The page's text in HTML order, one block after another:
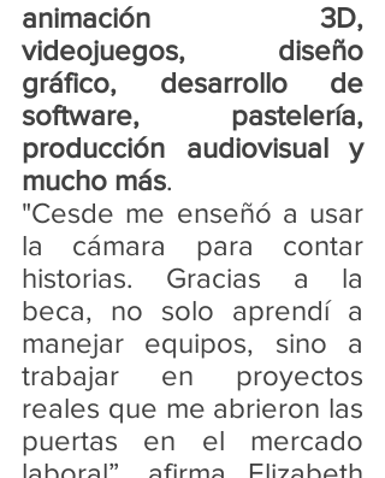
animación 3D,
videojuegos, diseño
gráfico, desarrollo de
software, pastelería,
producción audiovisual y
mucho más.
"Cesde me enseñó a usar
la cámara para contar
historias. Gracias a la
beca, no solo aprendí a
manejar equipos, sino a
trabajar en proyectos
reales que me abrieron las
puertas en el mercado